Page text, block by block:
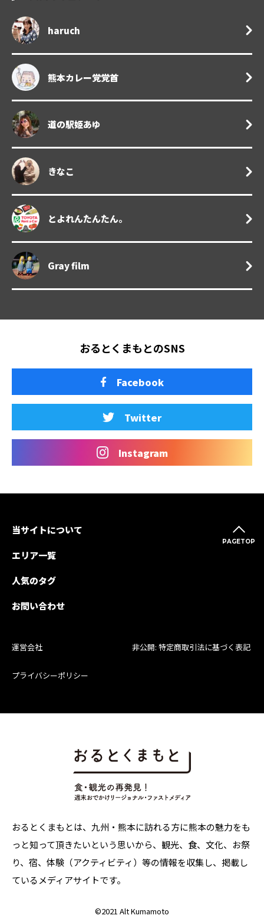
haruch
熊本カレー党党首
道の駅姫あゆ
きなこ
とよれんたんたん。
Gray film
おるとくまもとのSNS
Facebook
Twitter
Instagram
PAGETOP
当サイトについて
エリア一覧
人気のタグ
お問い合わせ
運営会社 非公開: 特定商取引法に基づく表記
プライバシーポリシー
おるとくまもとは、九州・熊本に訪れる方に熊本の魅力をも
っと知って頂きたいという思いから、観光、食、文化、お祭
り、宿、体験（アクティビティ）等の情報を収集し、掲載し
ているメディアサイトです。
©2021 Alt Kumamoto